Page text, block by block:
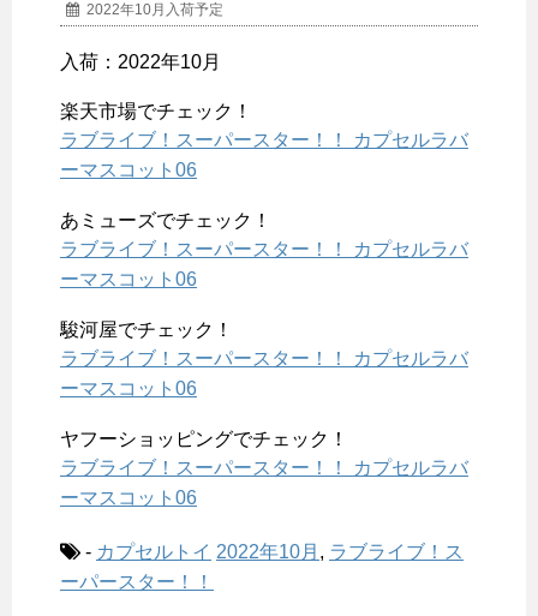
2022年10月入荷予定
入荷：2022年10月
楽天市場でチェック！
ラブライブ！スーパースター！！ カプセルラバ
ーマスコット06
あミューズでチェック！
ラブライブ！スーパースター！！ カプセルラバ
ーマスコット06
駿河屋でチェック！
ラブライブ！スーパースター！！ カプセルラバ
ーマスコット06
ヤフーショッピングでチェック！
ラブライブ！スーパースター！！ カプセルラバ
ーマスコット06
- カプセルトイ 2022年10月 , ラブライブ！ス
ーパースター！！